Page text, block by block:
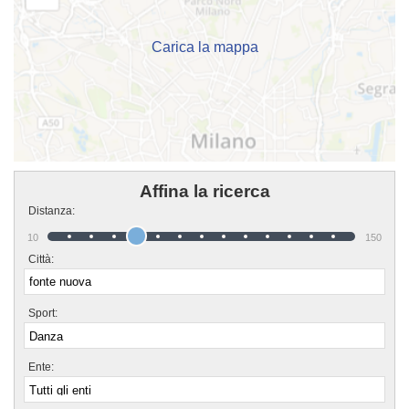
Carica la mappa
Affina la ricerca
Distanza:
10 150
Città:
Sport:
Ente: